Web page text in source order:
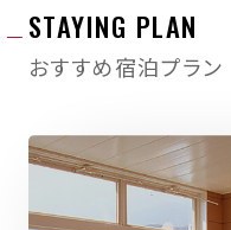
ご来訪前に発熱
ご来館時に発
STAYING PLAN
おすすめ宿泊プラン